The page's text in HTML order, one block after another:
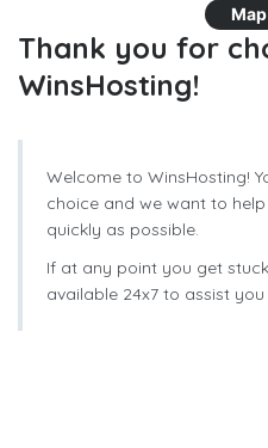
Мар
Thank you for
WinsHosting!
Welcome to WinsHosting!
choice and we want to
quickly as possible.
If at any point you get
available 24x7 to assist you